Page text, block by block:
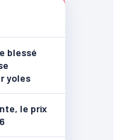
blessé
yoles
le prix